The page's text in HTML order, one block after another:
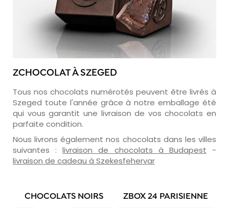
ZCHOCOLAT À SZEGED
Tous nos chocolats numérotés peuvent être livrés à
Szeged toute l'année grâce à notre emballage été
qui vous garantit une livraison de vos chocolats en
parfaite condition.
Nous livrons également nos chocolats dans les villes
suivantes :livraison de chocolats à Budapest -
livraison de cadeau à Szekesfehervar
CHOCOLATS NOIRS ZBOX 24 PARISIENNE